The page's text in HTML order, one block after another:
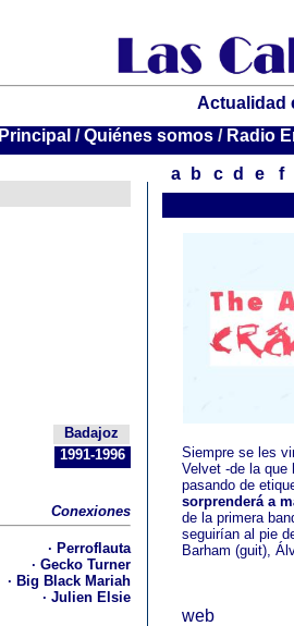
Principal / Quiénes somos / Radio
Actualidad
Siempre se les
Velvet -de la
pasando de
sorprenderá a
de la primera
seguirían al pie
Barham (guit),
a b c d e f
web
1991-1996
Conexiones
· Perroflauta
· Gecko Turner
· Big Black Mariah
· Julien Elsie
Badajoz
Principal / Quiénes somos / Radio
Principal / Quiénes somos / Radio